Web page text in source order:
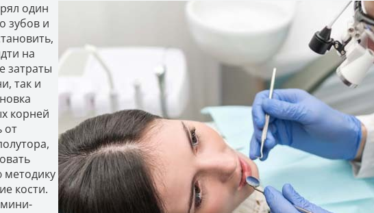
один
зубов и
на
затраты
так и
корней
от
методику
кости.